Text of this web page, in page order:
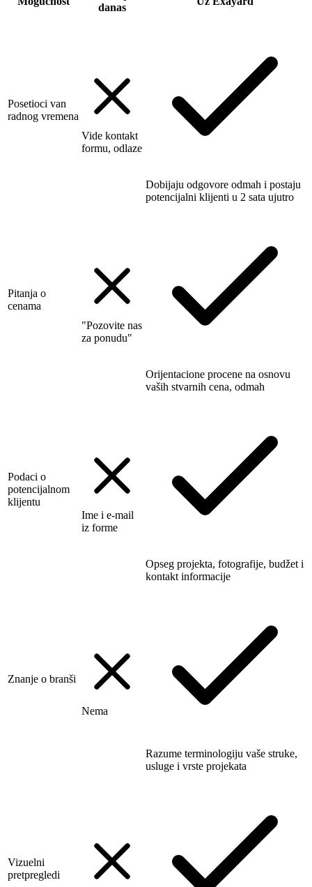
danas
Posetioci van
radnog vremena
Vide kontakt
formu, odlaze
Dobijaju odgovore odmah i postaju
potencijalni klijenti u 2 sata ujutro
Pitanja o
cenama
"Pozovite nas
za ponudu"
Orijentacione procene na osnovu
vaših stvarnih cena, odmah
Podaci o
potencijalnom
klijentu
Ime i e-mail
iz forme
Opseg projekta, fotografije, budžet i
kontakt informacije
Znanje o branši
Nema
Razume terminologiju vaše struke,
usluge i vrste projekata
Vizuelni
pretpregledi